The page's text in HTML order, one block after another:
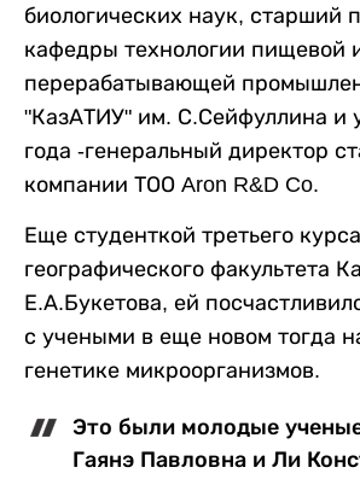
биологических наук, старший
кафедры технологии пищевой
перерабатывающей
"КазАТИУ" им. С.Сейфуллина и
года -генеральный директор
компании ТОО Aron R&D Co.
Еще студенткой третьего
географического факультета
Е.А.Букетова, ей
с учеными в еще новом тогда
генетике микроорганизмов.
Это были молодые
Гаянэ Павловна и Ли